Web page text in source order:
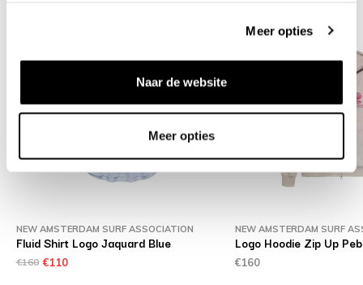
Meer opties
Naar de website
Meer opties
NEW AMSTERDAM SURF ASSOCIATION
Fluid Shirt Logo Jaquard Blue
€160 €110
NEW AMSTERDAM SURF
Logo Hoodie Zip Up
€160